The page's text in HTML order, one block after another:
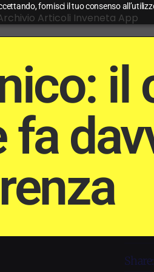
fornisci il tuo consenso
Articoli Inveneta App
il
Share: